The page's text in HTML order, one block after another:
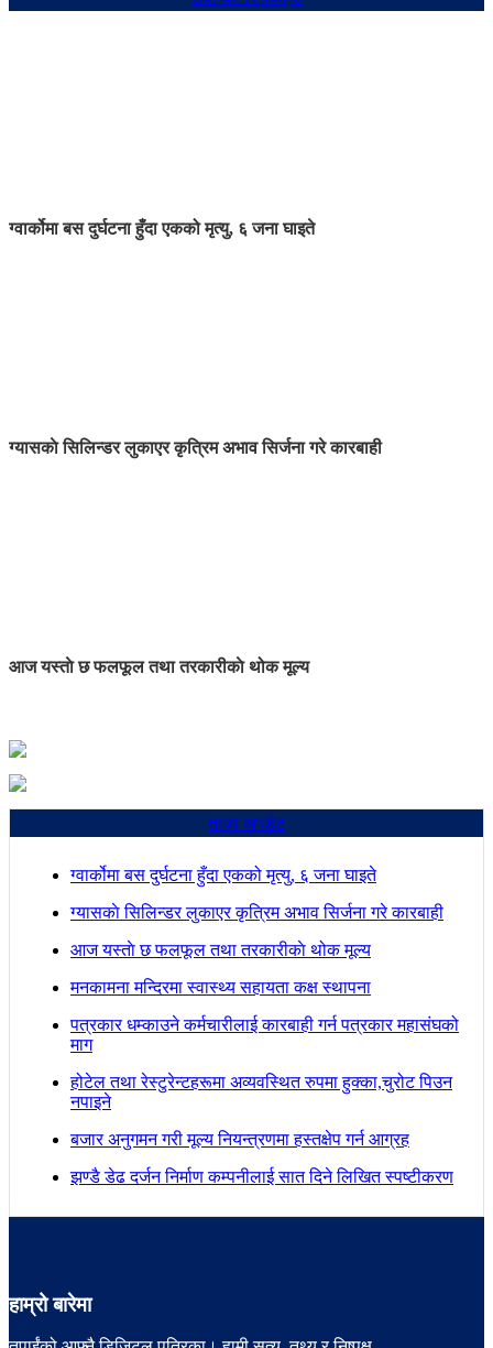
ग्वार्कोमा बस दुर्घटना हुँदा एकको मृत्यु, ६ जना घाइते
ग्यासकाे सिलिन्डर लुकाएर कृत्रिम अभाव सिर्जना गरे कारबाही
आज यस्ताे छ फलफूल तथा तरकारीकाे थोक मूल्य
ताजा अपडेट
ग्वार्कोमा बस दुर्घटना हुँदा एकको मृत्यु, ६ जना घाइते
ग्यासकाे सिलिन्डर लुकाएर कृत्रिम अभाव सिर्जना गरे कारबाही
आज यस्ताे छ फलफूल तथा तरकारीकाे थोक मूल्य
मनकामना मन्दिरमा स्वास्थ्य सहायता कक्ष स्थापना
पत्रकार धम्काउने कर्मचारीलाई कारबाही गर्न पत्रकार महासंघको
माग
होटेल तथा रेस्टुरेन्टहरूमा अव्यवस्थित रुपमा हुक्का,चुरोट पिउन
नपाइने
बजार अनुगमन गरी मूल्य नियन्त्रणमा हस्तक्षेप गर्न आग्रह
झण्डै डेढ दर्जन निर्माण कम्पनीलाई सात दिने लिखित स्पष्टीकरण
हाम्रो बारेमा